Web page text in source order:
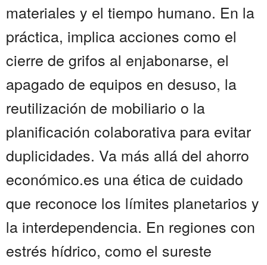
materiales y el tiempo humano. En la
práctica, implica acciones como el
cierre de grifos al enjabonarse, el
apagado de equipos en desuso, la
reutilización de mobiliario o la
planificación colaborativa para evitar
duplicidades. Va más allá del ahorro
económico.es una ética de cuidado
que reconoce los límites planetarios y
la interdependencia. En regiones con
estrés hídrico, como el sureste